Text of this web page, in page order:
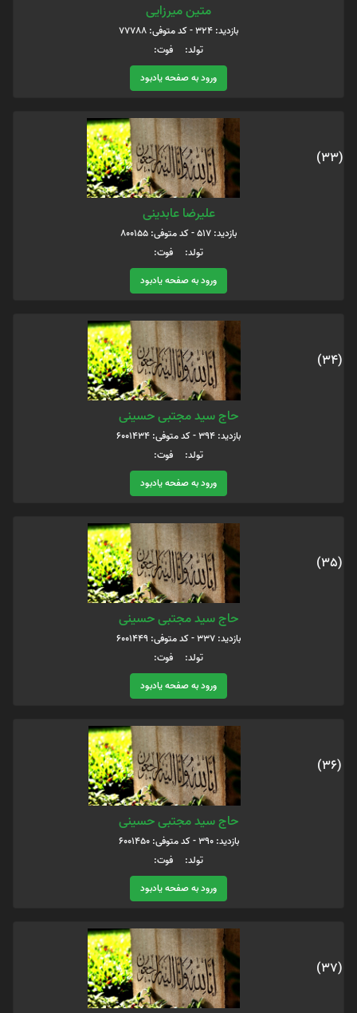
متین میرزایی
بازدید: 324 - کد متوفی: 77788
تولد: فوت:
ورود به صفحه یادبود
(33)
علیرضا عابدینی
بازدید: 517 - کد متوفی: 800155
تولد: فوت:
ورود به صفحه یادبود
(34)
حاج سید مجتبی حسینی
بازدید: 394 - کد متوفی: 6001434
تولد: فوت:
ورود به صفحه یادبود
(35)
حاج سید مجتبی حسینی
بازدید: 337 - کد متوفی: 6001449
تولد: فوت:
ورود به صفحه یادبود
(36)
حاج سید مجتبی حسینی
بازدید: 390 - کد متوفی: 6001450
تولد: فوت:
ورود به صفحه یادبود
(37)